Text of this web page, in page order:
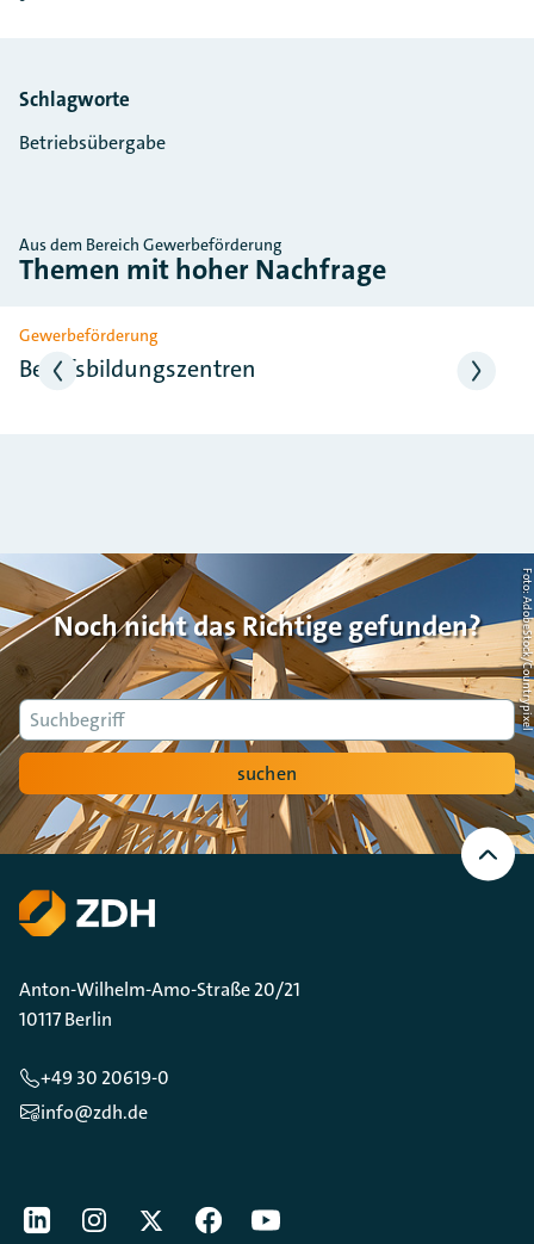
Schlagworte
Betriebsübergabe
Aus dem Bereich Gewerbeförderung
Themen mit hoher Nachfrage
Slider überspringen
Gewerbeförderung
Berufsbildungszentren
Noch nicht das Richtige gefunden?
Suche
suchen
Foto: AdobeStock/Countrypixel
Nach
oben
Scrollen
Anton-Wilhelm-Amo-Straße 20/21
10117 Berlin
+49 30 20619-0
info@zdh.de
[Der ZDH in den Sozialen Netzwerken]
LinkedIninstagramTwitterFacebookYoutube